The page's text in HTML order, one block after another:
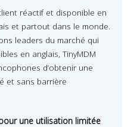
réactif et disponible en
et partout dans le monde.
leaders du marché qui
en anglais, TinyMDM
d’obtenir une
et sans barrière
une utilisation limitée